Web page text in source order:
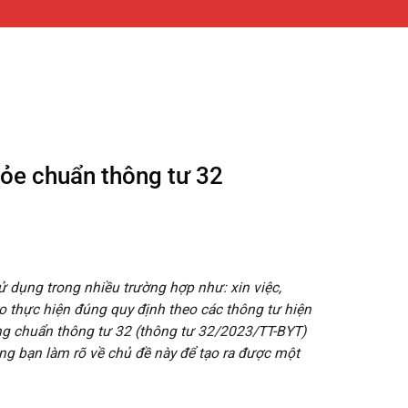
chuẩn thông tư 32
trong nhiều trường hợp như: xin việc,
thực hiện đúng quy định theo các thông tư hiện
chuẩn thông tư 32 (thông tư 32/2023/TT-BYT)
bạn làm rõ về chủ đề này để tạo ra được một